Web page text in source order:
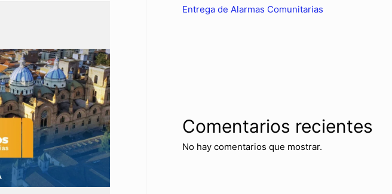
Entrega de Alarmas Comunitarias
Comentarios recientes
No hay comentarios que mostrar.